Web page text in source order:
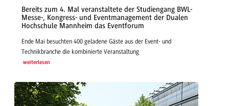
Bereits zum 4. Mal veranstaltete der Studiengang BWL-
Messe-, Kongress- und Eventmanagement der Dualen
Hochschule Mannheim das Eventforum
Ende Mai besuchten 400 geladene Gäste aus der Event- und
Technikbranche die kombinierte Veranstaltung
weiterlesen